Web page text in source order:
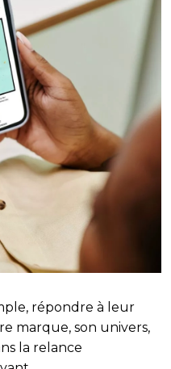
répondre à leur
marque, son univers,
la relance